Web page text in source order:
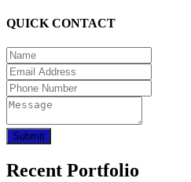
QUICK CONTACT
Submit
Recent Portfolio